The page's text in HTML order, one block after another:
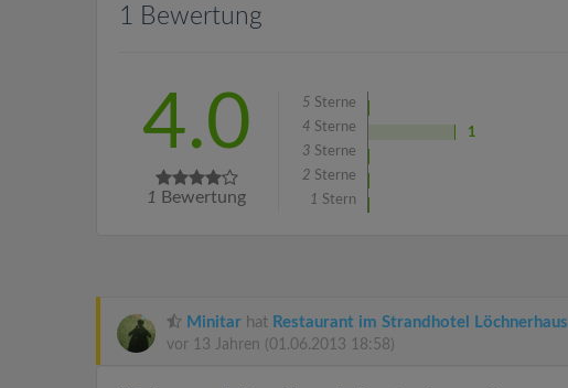
1 Bewertung
4.0
1 Bewertung
5 Sterne
4 Sterne
1
3 Sterne
2 Sterne
1 Stern
Minitar hat Restaurant im Strandhotel Löchnerhaus
vor 13 Jahren (01.06.2013 18:58)